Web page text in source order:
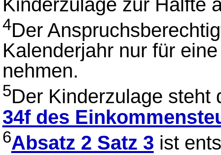
4Der
Kalenderjahr nur für
nehmen.
5Der Kinderzulage
34f des
6Absatz 2 Satz 3 ist